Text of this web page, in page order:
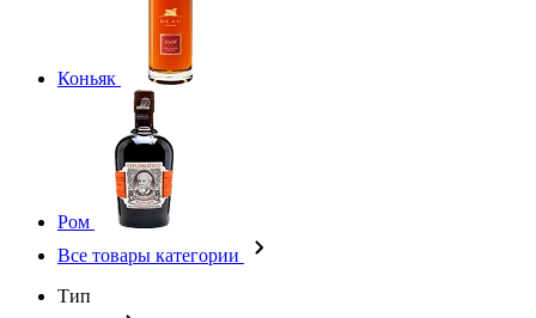
Коньяк
Ром
Все товары категории
Тип